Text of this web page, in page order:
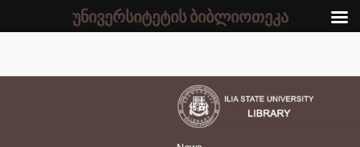
უნივერსიტეტის ბიბლიოთეკა